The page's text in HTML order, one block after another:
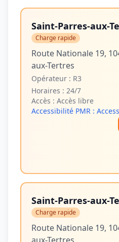
Saint-Parres-aux-
Charge rapide
Route Nationale 19,
aux-Tertres
Opérateur : R3
Horaires : 24/7
Accès : Accès libre
Accessibilité PMR :
Saint-Parres-aux-
Charge rapide
Route Nationale 19,